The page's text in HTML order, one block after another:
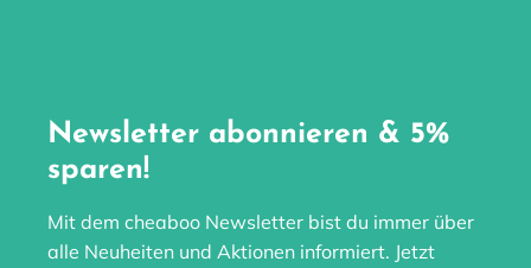
Newsletter abonnieren & 5%
sparen!
Mit dem cheaboo Newsletter bist du immer über
alle Neuheiten und Aktionen informiert. Jetzt